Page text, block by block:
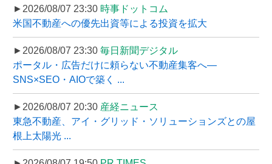
►2026/08/07 23:30 時事ドットコム
米国不動産への優先出資等による投資を拡大
►2026/08/07 23:30 毎日新聞デジタル
ポータル・広告だけに頼らない不動産集客へ―
SNS×SEO・AIOで築く ...
►2026/08/07 20:30 産経ニュース
東急不動産、アイ・グリッド・ソリューションズとの屋
根上太陽光 ...